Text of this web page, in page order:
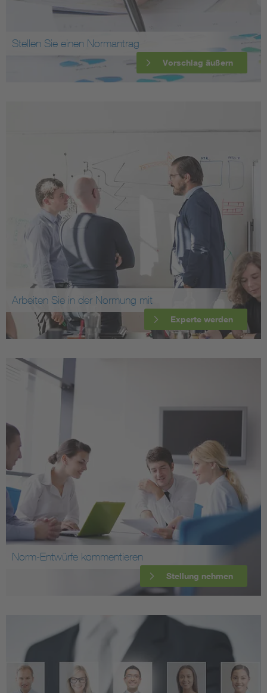
Stellen Sie einen Normantrag
Vorschlag äußern
Arbeiten Sie in der Normung mit
Experte werden
Norm-Entwürfe kommentieren
Stellung nehmen